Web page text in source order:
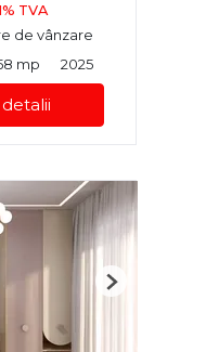
TVA
de vânzare
mp 2025
Next